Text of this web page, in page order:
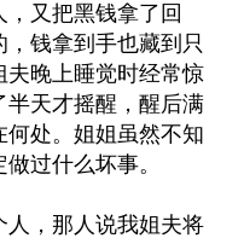
又把黑钱拿了回
钱拿到手也藏到只
晚上睡觉时经常惊
天才摇醒，醒后满
处。姐姐虽然不知
过什么坏事。
人，那人说我姐夫将